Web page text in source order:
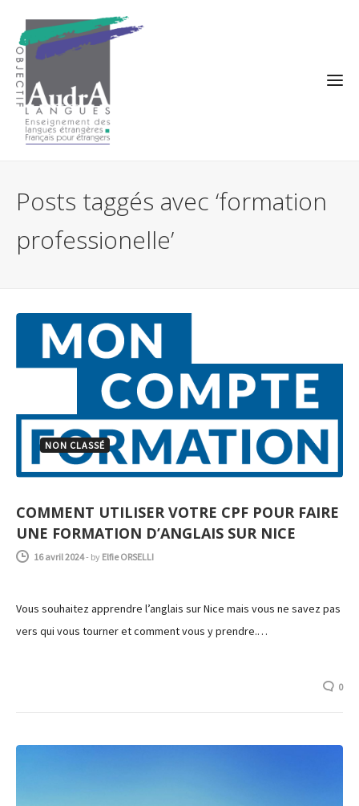
Posts taggés avec ‘formation
professionelle’
NON CLASSÉ
COMMENT UTILISER VOTRE CPF POUR FAIRE
UNE FORMATION D’ANGLAIS SUR NICE
16 avril 2024- by Elfie ORSELLI
Vous souhaitez apprendre l’anglais sur Nice mais vous ne savez pas
vers qui vous tourner et comment vous y prendre.…
0